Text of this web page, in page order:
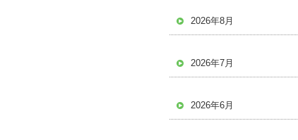
2026年8月
2026年7月
2026年6月